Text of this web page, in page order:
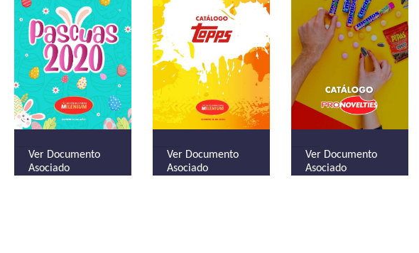
Ver Documento
Asociado
Ver Documento
Asociado
Ver Documento
Asociado